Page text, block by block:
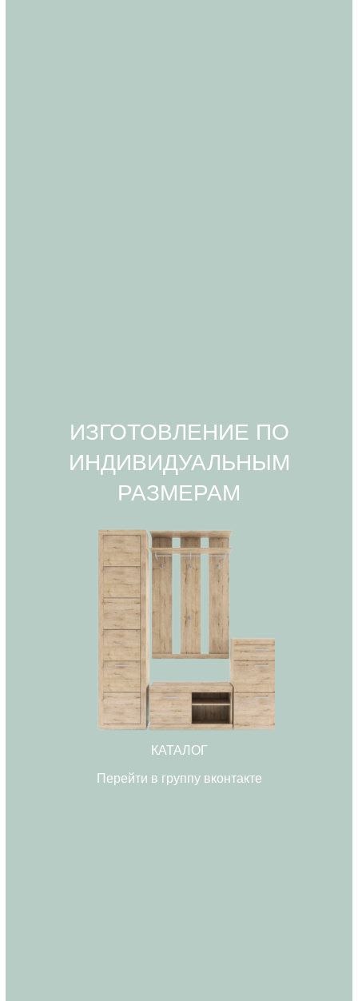
ИЗГОТОВЛЕНИЕ ПО
ИНДИВИДУАЛЬНЫМ
РАЗМЕРАМ
КАТАЛОГ
Перейти в группу вконтакте